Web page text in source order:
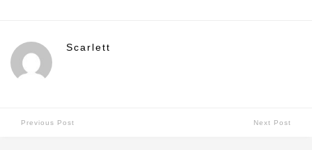
Scarlett
Previous Post Next Post